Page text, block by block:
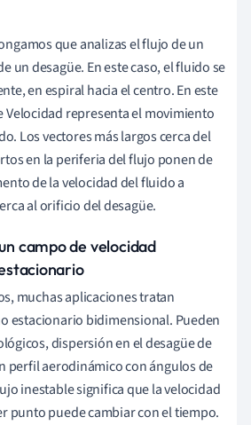
que analizas el flujo de un
un desagüe. En este caso, el fluido se
en espiral hacia el centro. En este
Velocidad representa el movimiento
Los vectores más largos cerca del
en la periferia del flujo ponen de
de la velocidad del fluido a
al orificio del desagüe.
campo de velocidad
muchas aplicaciones tratan
estacionario bidimensional. Pueden
dispersión en el desagüe de
perfil aerodinámico con ángulos de
inestable significa que la velocidad
punto puede cambiar con el tiempo.